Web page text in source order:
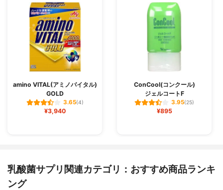
amino VITAL(アミノバイタル)
GOLD
3.65(4)
¥3,940
ConCool(コンクール)
ジェルコートF
3.95(25)
¥895
乳酸菌サプリ関連カテゴリ：おすすめ商品ランキ
ング